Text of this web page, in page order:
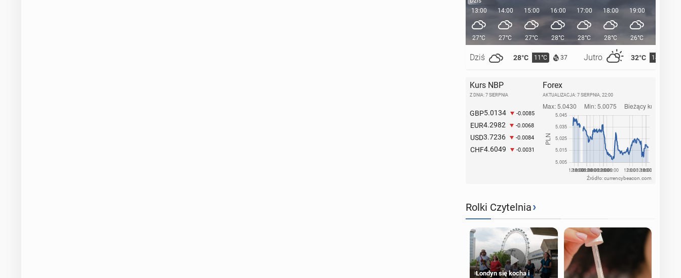
13:00
27°C
Dziś 28°C 11°C 37 Jutro 32°C 14°C
14:00
27°C
15:00
27°C
16:00
28°C
17:00
28°C
18:00
28°C
19:00
26°C
Kurs NBP
Z DNIA: 7 SIERPNIA
GBP5.0134 -0.0085
EUR4.2982 -0.0068
USD3.7236 -0.0084
CHF4.6049 -0.0031
Forex
AKTUALIZACJA: 7 SIERPNIA, 22:00
Źródło: currencybeacon.com
Rolki Czytelnia›
Londyn się kocha i